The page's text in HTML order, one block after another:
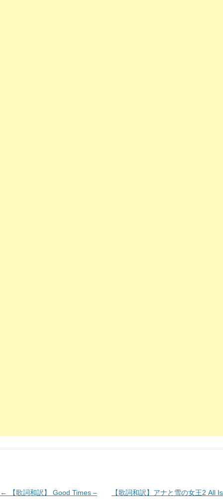
投
← 【歌詞和訳】 Good Times – 【歌詞和訳】アナと雪の女王2 All Is